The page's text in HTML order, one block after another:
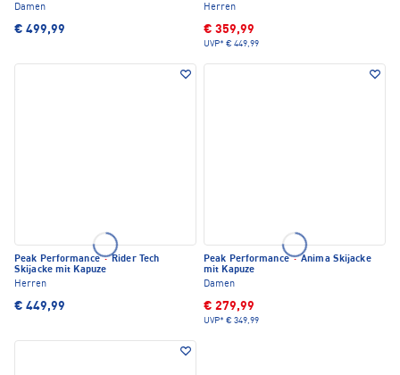
Damen
€ 499,99
Herren
€ 359,99
UVP* € 449,99
Peak Performance·Rider Tech
Skijacke mit Kapuze
Herren
€ 449,99
Peak Performance·Anima Skijacke
mit Kapuze
Damen
€ 279,99
UVP* € 349,99